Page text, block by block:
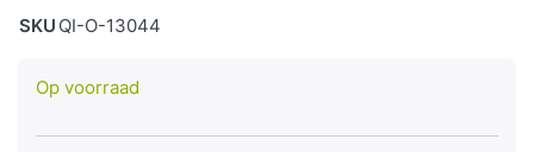
SKU QI-O-13044
Op voorraad